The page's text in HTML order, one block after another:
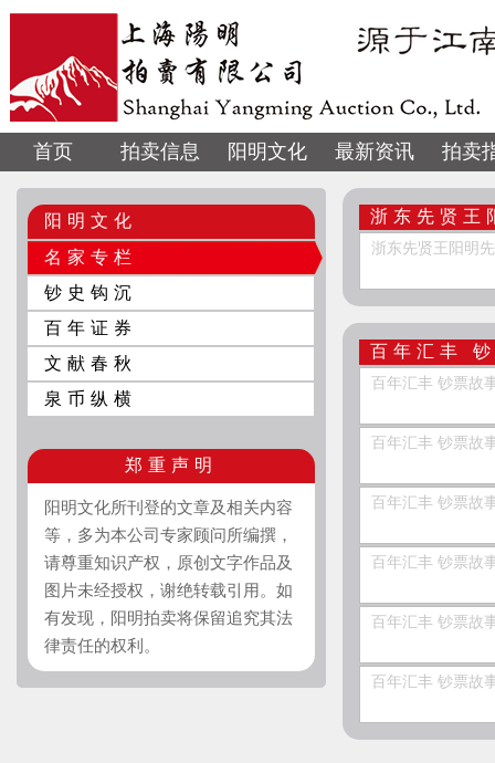
首页 拍卖信息 阳明文化 最新资讯 拍卖
阳明文化
名家专栏
钞史钩沉
百年证券
文献春秋
泉币纵横
郑重声明
阳明文化所刊登的文章及相关内容
等，多为本公司专家顾问所编撰，
请尊重知识产权，原创文字作品及
图片未经授权，谢绝转载引用。如
有发现，阳明拍卖将保留追究其法
律责任的权利。
浙东先贤王
浙东先贤王阳明
百年汇丰
百年汇丰 钞票故
百年汇丰 钞票故
百年汇丰 钞票故
百年汇丰 钞票故
百年汇丰 钞票故
百年汇丰 钞票故